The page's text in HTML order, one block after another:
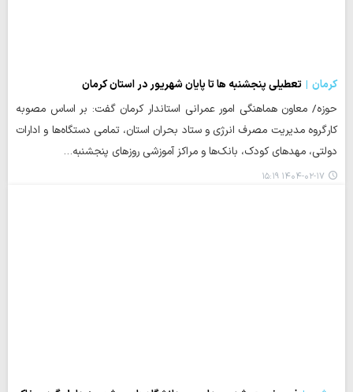
کرمان
تعطیلی پنجشنبه ها تا پایان شهریور در استان کرمان
حوزه/ معاون هماهنگی امور عمرانی استاندار کرمان گفت: بر اساس مصوبه
کارگروه مدیریت مصرف انرژی و ستاد بحران استان، تمامی دستگاه‌ها و ادارات
دولتی، مهدهای کودک، بانک‌ها و مراکز آموزشی روزهای پنجشنبه…
۱۴۰۴-۰۲-۱۷ ۱۵:۱۹